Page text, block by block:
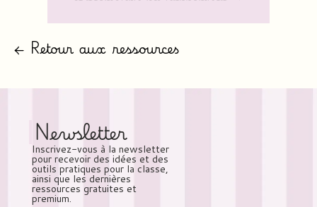
← Retour aux ressources
Newsletter
Inscrivez-vous à la newsletter
pour recevoir des idées et des
outils pratiques pour la classe,
ainsi que les dernières
ressources gratuites et
premium.